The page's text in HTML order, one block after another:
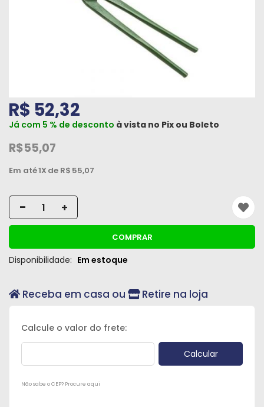
Construção
Elétricos
Hidráulicos
e
Pneumáticos
Tintas
e
Acessórios
R$ 52,32
Já com 5 % de desconto à vista no Pix ou Boleto
R$55,07
Em até1X de R$ 55,07
- +
COMPRAR
Disponibilidade: Em estoque
Receba em casa ou Retire na loja
Não sabe o CEP? Procure aqui